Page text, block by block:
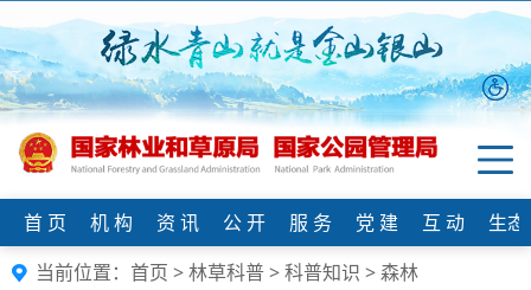
首 页 机 构 资 讯 公 开 服 务 党 建 互 动
生
当前位置： 首页 >林草科普>科普知识 >森林